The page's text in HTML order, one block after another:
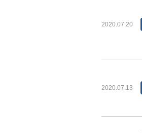
2020.07.20
2020.07.13